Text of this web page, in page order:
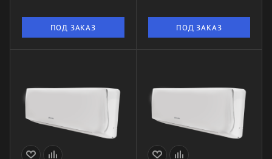
ПОД ЗАКАЗ ПОД ЗАКАЗ